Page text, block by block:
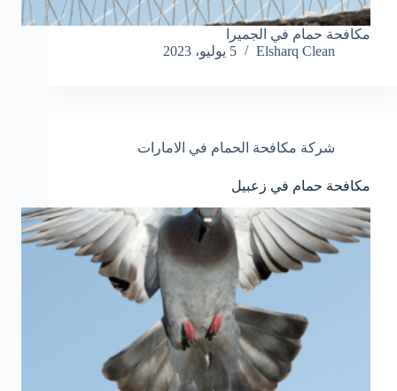
مكافحة حمام في الجميرا
Elsharq Clean
5 يوليو، 2023
شركة مكافحة الحمام في الامارات
مكافحة حمام في زعبيل